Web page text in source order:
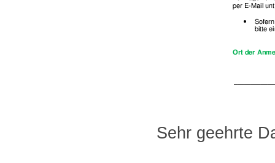
Sehr geehrte